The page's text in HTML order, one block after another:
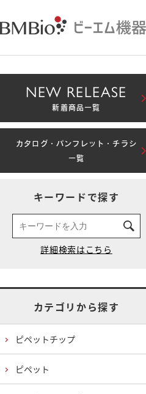
NEW RELEASE
新着商品一覧
カタログ・パンフレット・チラシ
一覧
キーワードで探す
カテゴリから探す
ピペットチップ
ピペット